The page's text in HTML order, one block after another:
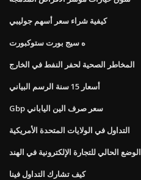
كيفية شراء سعر أسهم جوليبي
ه سيج بورت ستوكبورت
المخاطر الصحية لحفر النفط في الخارج
أسعار 15 سنة الرسم البياني
Gbp سعر صرف الين الياباني
التداول في الولايات المتحدة الأمريكية
الوضع الحالي للتجارة الإلكترونية في الهند
كيف تشارك التداول فينا